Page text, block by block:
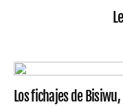
Los fichajes de Bisiwu,